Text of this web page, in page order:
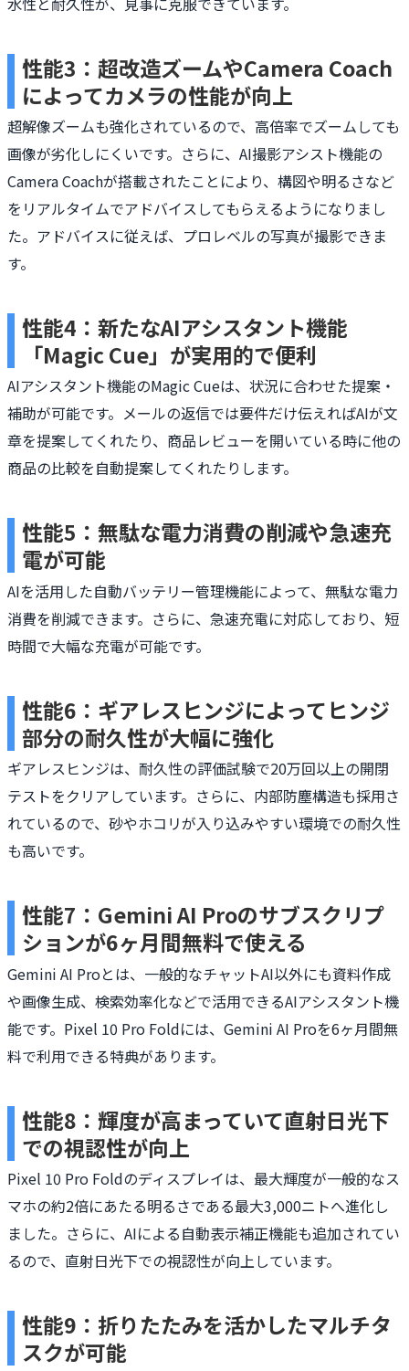
性能3：超改造ズームやCamera Coach
によってカメラの性能が向上
超解像ズームも強化されているので、高倍率でズームしても
画像が劣化しにくいです。さらに、AI撮影アシスト機能の
Camera Coachが搭載されたことにより、構図や明るさなど
をリアルタイムでアドバイスしてもらえるようになりまし
た。アドバイスに従えば、プロレベルの写真が撮影できま
す。
性能4：新たなAIアシスタント機能
「Magic Cue」が実用的で便利
AIアシスタント機能のMagic Cueは、状況に合わせた提案・
補助が可能です。メールの返信では要件だけ伝えればAIが文
章を提案してくれたり、商品レビューを開いている時に他の
商品の比較を自動提案してくれたりします。
性能5：無駄な電力消費の削減や急速充
電が可能
AIを活用した自動バッテリー管理機能によって、無駄な電力
消費を削減できます。さらに、急速充電に対応しており、短
時間で大幅な充電が可能です。
性能6：ギアレスヒンジによってヒンジ
部分の耐久性が大幅に強化
ギアレスヒンジは、耐久性の評価試験で20万回以上の開閉
テストをクリアしています。さらに、内部防塵構造も採用さ
れているので、砂やホコリが入り込みやすい環境での耐久性
も高いです。
性能7：Gemini AI Proのサブスクリプ
ションが6ヶ月間無料で使える
Gemini AI Proとは、一般的なチャットAI以外にも資料作成
や画像生成、検索効率化などで活用できるAIアシスタント機
能です。Pixel 10 Pro Foldには、Gemini AI Proを6ヶ月間無
料で利用できる特典があります。
性能8：輝度が高まっていて直射日光下
での視認性が向上
Pixel 10 Pro Foldのディスプレイは、最大輝度が一般的なス
マホの約2倍にあたる明るさである最大3,000ニトへ進化し
ました。さらに、AIによる自動表示補正機能も追加されてい
るので、直射日光下での視認性が向上しています。
性能9：折りたたみを活かしたマルチタ
スクが可能